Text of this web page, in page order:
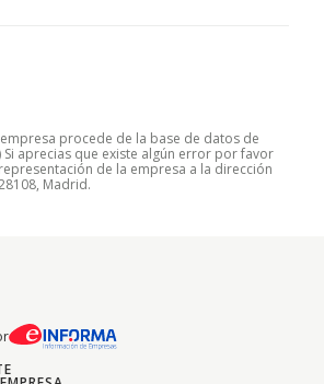
procede de la base de datos de
Si aprecias que existe algún error por favor
de la empresa a la dirección
Madrid.